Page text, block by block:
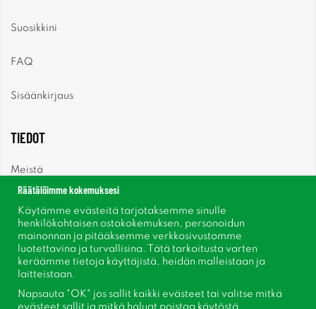
Suosikkini
FAQ
Sisäänkirjaus
TIEDOT
Meistä
Uutiskirje
Tietoja evästeistä
Inspiraatiota
Räätälöimme kokemuksesi
Käytämme evästeitä tarjotaksemme sinulle
henkilökohtaisen ostokokemuksen, personoidun
mainonnan ja pitääksemme verkkosivustomme
luotettavina ja turvallisina. Tätä tarkoitusta varten
keräämme tietoja käyttäjistä, heidän malleistaan ​​ja
laitteistaan.
Napsauta "OK" jos sallit kaikki evästeet tai valitse mitkä
evästeet sallit ja mitkä haluat poistaa käytöstä